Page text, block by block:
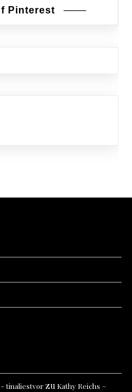
Pinterest
- tinaliestvorzu Kathy Reichs –